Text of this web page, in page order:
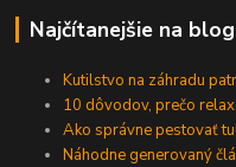
Najčítanejšie na
Kutilstvo na záhradu
10 dôvodov, prečo
Ako správne pestovať
Náhodne generovaný